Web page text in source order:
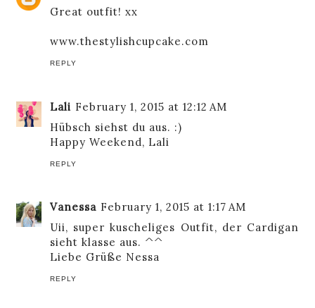
Great outfit! xx
www.thestylishcupcake.com
REPLY
Lali February 1, 2015 at 12:12 AM
Hübsch siehst du aus. :)
Happy Weekend, Lali
REPLY
Vanessa February 1, 2015 at 1:17 AM
Uii, super kuscheliges Outfit, der Cardigan
sieht klasse aus. ^^
Liebe Grüße Nessa
REPLY